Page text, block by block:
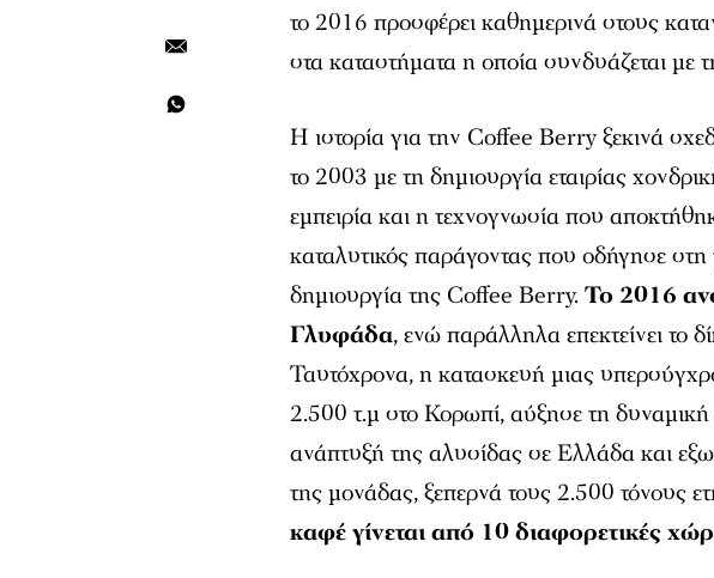
το 2016 προσφέρει καθημερινά στους
στα καταστήματα η οποία συνδυάζεται με
Η ιστορία για την Coffee Berry ξεκινά
το 2003 µε τη δημιουργία εταιρίας
εμπειρία και η τεχνογνωσία που
καταλυτικός παράγοντας που οδήγησε στη
δημιουργία της Coffee Berry.Το 2016
Γλυφάδα, ενώ παράλληλα επεκτείνει το
Ταυτόχρονα, η κατασκευή µιας
2.500 τ.µ στο Κορωπί, αύξησε τη δυναμική
ανάπτυξή της αλυσίδας σε Ελλάδα και
της μονάδας, ξεπερνά τους 2.500 τόνους
καφέ γίνεται από 10 διαφορετικές